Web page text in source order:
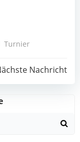
Turnier
Nachricht